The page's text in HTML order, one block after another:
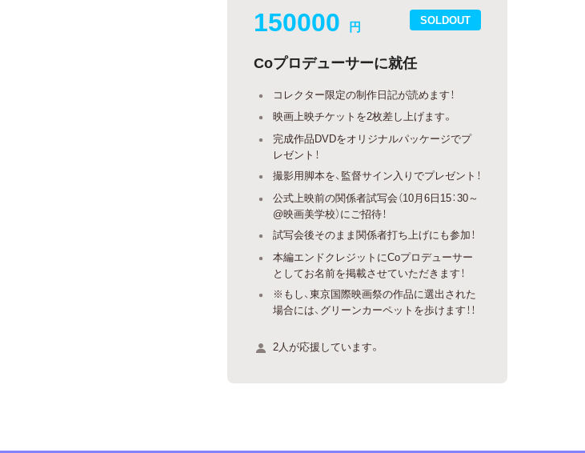
SOLDOUT
150000 円
Coプロデューサーに就任
コレクター限定の制作日記が読めます！
映画上映チケットを2枚差し上げます。
完成作品DVDをオリジナルパッケージでプ
レゼント！
撮影用脚本を、監督サイン入りでプレゼント！
公式上映前の関係者試写会（10月6日15：30～
@映画美学校）にご招待！
試写会後そのまま関係者打ち上げにも参加！
本編エンドクレジットにCoプロデューサー
としてお名前を掲載させていただきます！
※もし、東京国際映画祭の作品に選出された
場合には、グリーンカーペットを歩けます！！
2人が応援しています。